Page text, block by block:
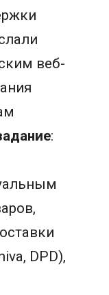
веб-
:
DPD),